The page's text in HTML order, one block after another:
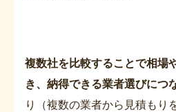
複数社を比較することで相場
き、納得できる業者選びにつ
り（複数の業者から見積もり